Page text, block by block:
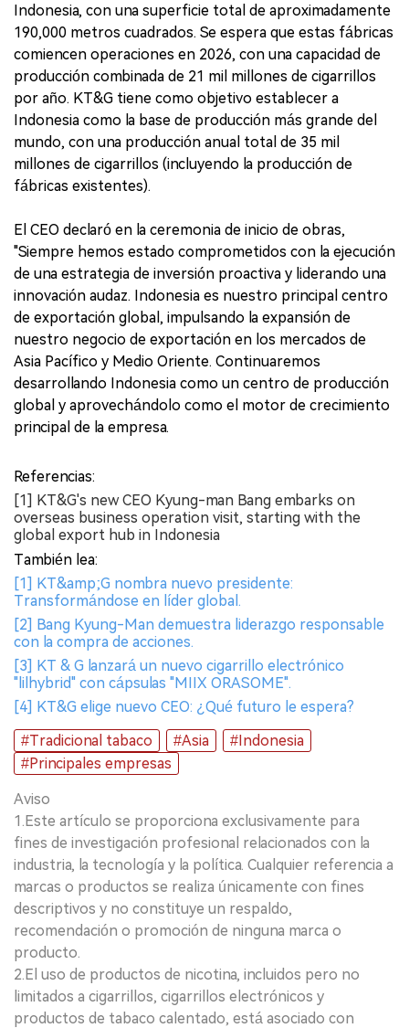
Indonesia, con una superficie total de aproximadamente
190,000 metros cuadrados. Se espera que estas fábricas
comiencen operaciones en 2026, con una capacidad de
producción combinada de 21 mil millones de cigarrillos
por año. KT&G tiene como objetivo establecer a
Indonesia como la base de producción más grande del
mundo, con una producción anual total de 35 mil
millones de cigarrillos (incluyendo la producción de
fábricas existentes).
El CEO declaró en la ceremonia de inicio de obras,
"Siempre hemos estado comprometidos con la ejecución
de una estrategia de inversión proactiva y liderando una
innovación audaz. Indonesia es nuestro principal centro
de exportación global, impulsando la expansión de
nuestro negocio de exportación en los mercados de
Asia Pacífico y Medio Oriente. Continuaremos
desarrollando Indonesia como un centro de producción
global y aprovechándolo como el motor de crecimiento
principal de la empresa.
Referencias:
[1] KT&G's new CEO Kyung-man Bang embarks on
overseas business operation visit, starting with the
global export hub in Indonesia
También lea:
[1] KT&amp;G nombra nuevo presidente:
Transformándose en líder global.
[2] Bang Kyung-Man demuestra liderazgo responsable
con la compra de acciones.
[3] KT & G lanzará un nuevo cigarrillo electrónico
"lilhybrid" con cápsulas "MIIX ORASOME".
[4] KT&G elige nuevo CEO: ¿Qué futuro le espera?
#Tradicional tabaco
#Asia
#Indonesia
#Principales empresas
Aviso
1.Este artículo se proporciona exclusivamente para
fines de investigación profesional relacionados con la
industria, la tecnología y la política. Cualquier referencia a
marcas o productos se realiza únicamente con fines
descriptivos y no constituye un respaldo,
recomendación o promoción de ninguna marca o
producto.
2.El uso de productos de nicotina, incluidos pero no
limitados a cigarrillos, cigarrillos electrónicos y
productos de tabaco calentado, está asociado con